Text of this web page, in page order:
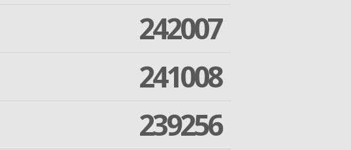
242007
241008
239256